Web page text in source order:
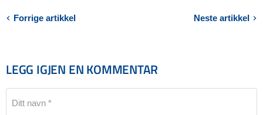
Forrige artikkel Neste artikkel
LEGG IGJEN EN KOMMENTAR
Ditt navn *